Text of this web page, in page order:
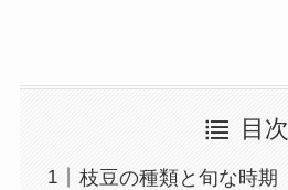
目次
枝豆の種類と旬な時期